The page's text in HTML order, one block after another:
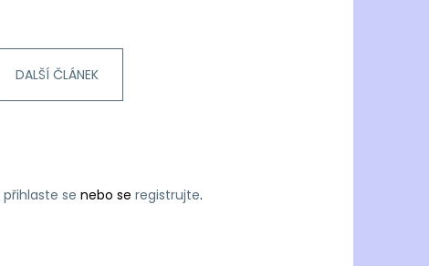
DALŠÍ ČLÁNEK
přihlaste se nebo se registrujte.